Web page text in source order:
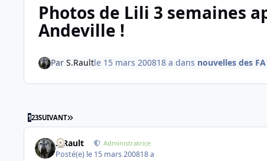
Photos de Lili 3 semaines
Andeville !
Par S.Raultle 15 mars 200818 a dans nouvelles des
123SUIVANT DERNIÈRE PAGE
S.Rault Administratrice
Posté(e) le 15 mars 200818 a